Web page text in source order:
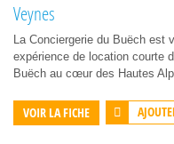
Veynes
La Conciergerie du Buëch est
expérience de location courte
Buëch au cœur des Hautes
VOIR LA FICHE